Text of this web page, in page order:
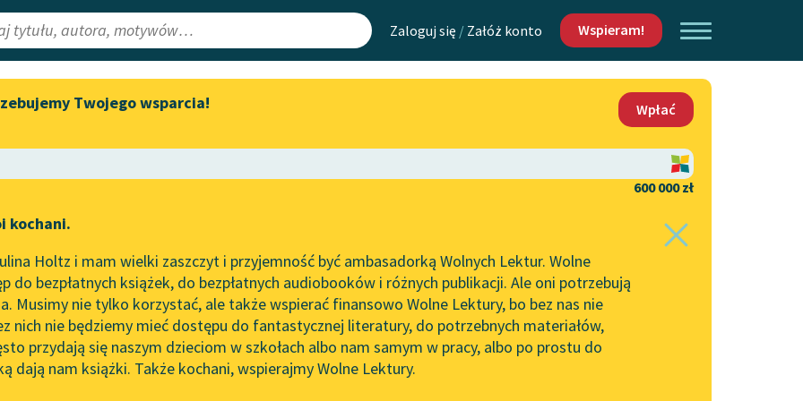
Zaloguj się / Załóż konto Wspieram!
Lektury
redakcyjne
Aktualności
Spotkanie z Katarzyną Tunkiel
do słuchania na Wolnych
Lekturach
Nowy audiobook – „Marzenie
o Oriencie” Sophie Elkan
Kolekcja Nadwyraz.com x
Wolne Lektury – idealna na
Mapa Wolnych Lektur
Leśmianator
API
OAI-PMH
Widget Wolnych Lektur
Kontakt
O projekcie
Zasady wykorzystania
Wolnych Lektur
Logotypy
Materiały promocyjne
Twojego wsparcia!
Wpłać
600 000 zł
kochani.
Holtz i mam wielki zaszczyt i przyjemność być ambasadorką Wolnych Lektur. Wolne
do bezpłatnych książek, do bezpłatnych audiobooków i różnych publikacji. Ale oni potrzebują
Musimy nie tylko korzystać, ale także wspierać finansowo Wolne Lektury, bo bez nas nie
nich nie będziemy mieć dostępu do fantastycznej literatury, do potrzebnych materiałów,
przydają się naszym dzieciom w szkołach albo nam samym w pracy, albo po prostu do
dają nam książki. Także kochani, wspierajmy Wolne Lektury.
✖ Eliza Orzeszkowa✖